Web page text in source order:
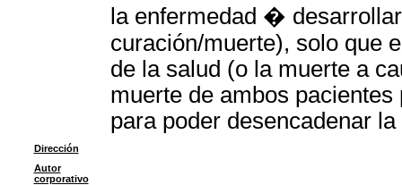
la enfermedad �
curación/muerte), solo que
de la salud (o la muerte a
muerte de ambos
para poder desencadenar
Dirección
Autor
corporativo